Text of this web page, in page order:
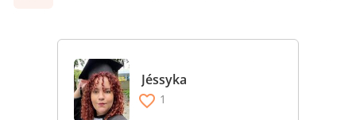
Jéssyka
favorite_border 1